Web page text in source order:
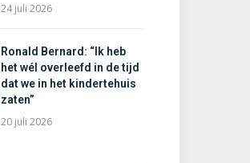
24 juli 2026
Ronald Bernard: “Ik heb
het wél overleefd in de tijd
dat we in het kindertehuis
zaten”
20 juli 2026